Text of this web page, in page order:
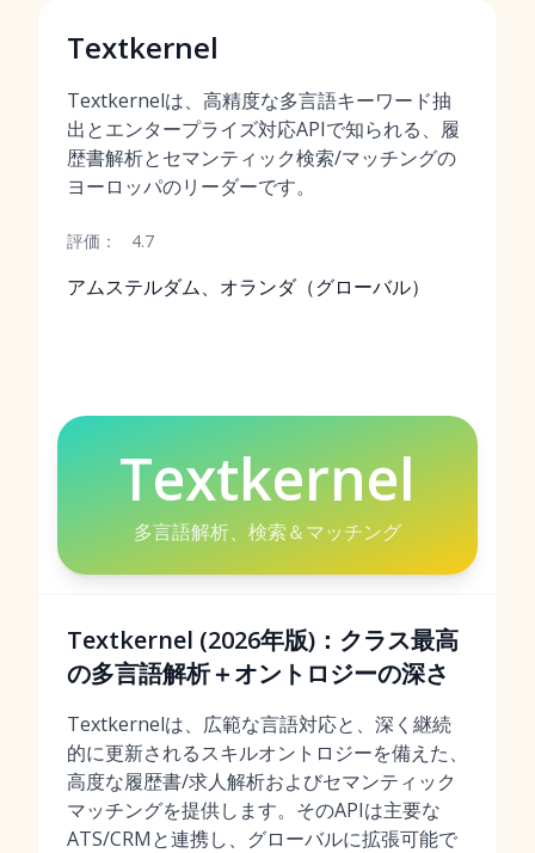
Textkernel
Textkernelは、高精度な多言語キーワード抽
出とエンタープライズ対応APIで知られる、履
歴書解析とセマンティック検索/マッチングの
ヨーロッパのリーダーです。
評価： 4.7
アムステルダム、オランダ（グローバル）
Textkernel
多言語解析、検索＆マッチング
Textkernel (2026年版)：クラス最高
の多言語解析＋オントロジーの深さ
Textkernelは、広範な言語対応と、深く継続
的に更新されるスキルオントロジーを備えた、
高度な履歴書/求人解析およびセマンティック
マッチングを提供します。そのAPIは主要な
ATS/CRMと連携し、グローバルに拡張可能で